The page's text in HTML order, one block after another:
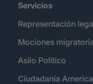
Servicios
Representación
Mociones
Asilo Político
Ciudadanía